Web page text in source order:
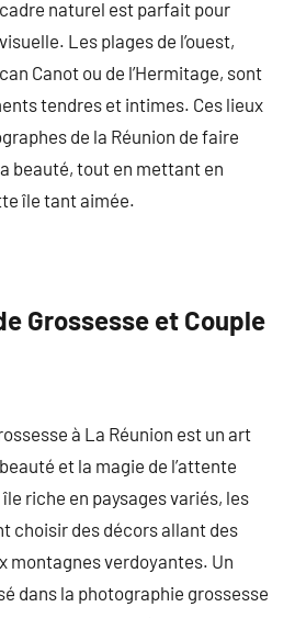
naturel est parfait pour
Les plages de l’ouest,
Canot ou de l’Hermitage, sont
tendres et intimes. Ces lieux
de la Réunion de faire
beauté, tout en mettant en
île tant aimée.
Grossesse et Couple
à La Réunion est un art
et la magie de l’attente
riche en paysages variés, les
choisir des décors allant des
montagnes verdoyantes. Un
dans la photographie grossesse